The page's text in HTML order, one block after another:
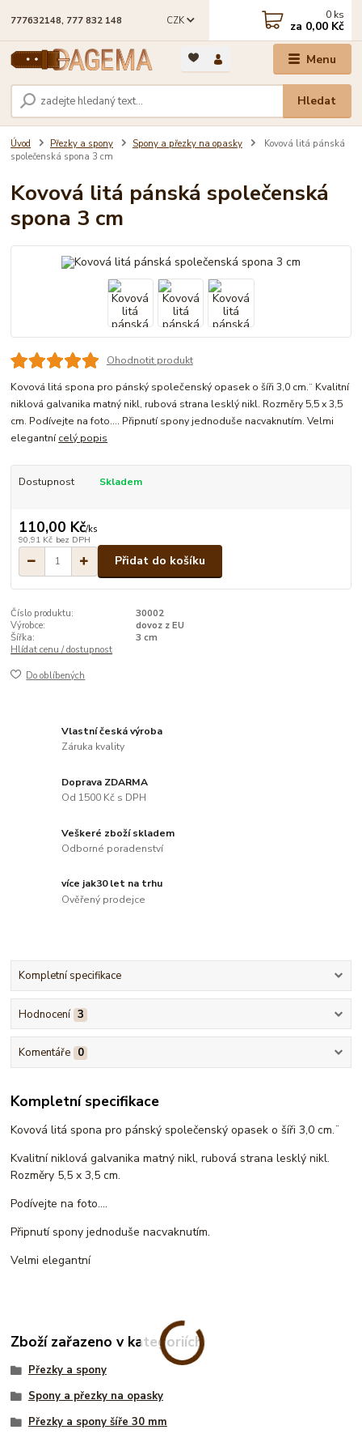
Menu
CZK
Hledat
777632148, 777 832 148 0 ks
za 0,00 Kč
Úvod Přezky a spony Spony a přezky na opasky
Kovová litá pánská
společenská spona 3 cm
Kovová litá pánská společenská
spona 3 cm
Ohodnotit produkt
Kovová litá spona pro pánský společenský opasek o šíři 3,0 cm.¨ Kvalitní
niklová galvanika matný nikl, rubová strana lesklý nikl. Rozměry 5,5 x 3,5
cm. Podívejte na foto.... Připnutí spony jednoduše nacvaknutím. Velmi
elegantnícelý popis
Dostupnost Skladem
110,00 Kč/ks
90,91 Kč bez DPH
Přidat do košíku
Číslo produktu:
30002
Výrobce:
dovoz z EU
Šířka:
3 cm
Hlídat cenu / dostupnost
Do oblíbených
Vlastní česká výroba
Záruka kvality
Doprava ZDARMA
Od 1500 Kč s DPH
Veškeré zboží skladem
Odborné poradenství
více jak30 let na trhu
Ověřený prodejce
Kompletní specifikace
Hodnocení 3
Komentáře 0
Kompletní specifikace
Kovová litá spona pro pánský společenský opasek o šíři 3,0 cm.¨
Kvalitní niklová galvanika matný nikl, rubová strana lesklý nikl.
Rozměry 5,5 x 3,5 cm.
Podívejte na foto....
Připnutí spony jednoduše nacvaknutím.
Velmi elegantní
Zboží zařazeno v kategoriích
Přezky a spony
Spony a přezky na opasky
Přezky a spony šíře 30 mm